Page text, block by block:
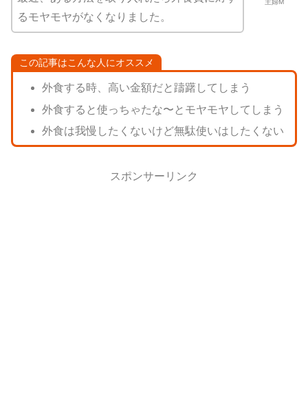
るモヤモヤがなくなりました。
この記事はこんな人にオススメ
外食する時、高い金額だと躊躇してしまう
外食すると使っちゃたな〜とモヤモヤしてしまう
外食は我慢したくないけど無駄使いはしたくない
スポンサーリンク